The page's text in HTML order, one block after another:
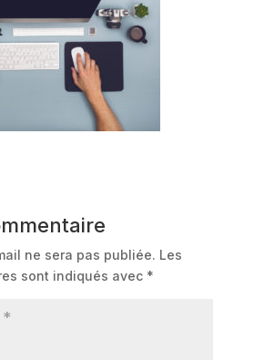
ne sera pas publiée. Les
sont indiqués avec *